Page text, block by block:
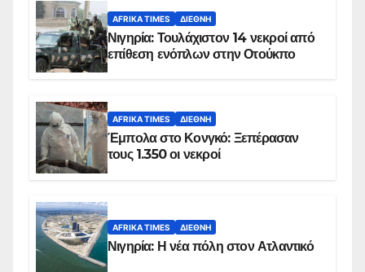
AFRIKA TIMES ΔΙΕΘΝΉ
Νιγηρία: Τουλάχιστον 14 νεκροί από
επίθεση ενόπλων στην Οτούκπο
AFRIKA TIMES ΔΙΕΘΝΉ
Έμπολα στο Κονγκό: Ξεπέρασαν
τους 1.350 οι νεκροί
AFRIKA TIMES ΔΙΕΘΝΉ
Νιγηρία: Η νέα πόλη στον Ατλαντικό